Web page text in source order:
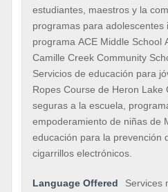
estudiantes, maestros y la
programas para adolescentes
programa ACE Middle School
Camille Creek Community
Servicios de educación para
Ropes Course de Heron Lake
seguras a la escuela,
empoderamiento de niñas de
educación para la prevención
cigarrillos electrónicos.
Language Offered
Services